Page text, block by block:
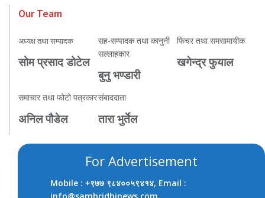
Our Team
अध्यक्ष तथा सम्पादक
सोम प्रसाद डोटेल
सह-सम्पादक तथा कानुनी
सल्लाहकार
बुनु भण्डारी
फिचर तथा समसामायीक
खगेन्द्र फुयाल
समाचार तथा फोटो पत्रकार
अनिल पौडेल
संबाददाता
तारा भुर्तेल
For Advertisement
Mobile : +९७७ ९८४००५९४१४, Email :